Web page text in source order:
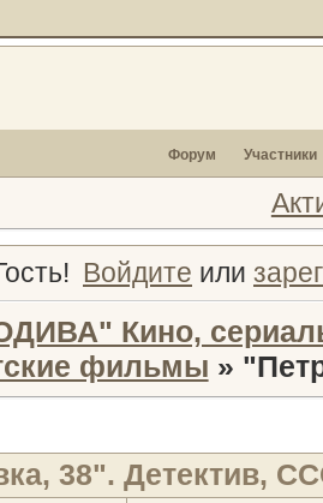
Форум Участники
Войдите или
Кино,
фильмы »
38". Детектив,